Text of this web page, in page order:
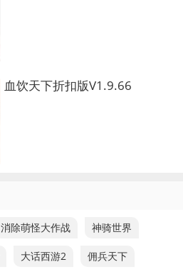
血饮天下折扣版V1.9.66
消除萌怪大作战 神骑世界
大话西游2 佣兵天下